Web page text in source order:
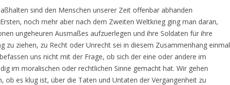
sind den Menschen unserer Zeit offenbar abhanden
noch mehr aber nach dem Zweiten Weltkrieg ging man daran,
ungeheuren Ausmaßes aufzuerlegen und ihre Soldaten für ihre
zu ziehen, zu Recht oder Unrecht sei in diesem Zusammenhang einmal
uns nicht mit der Frage, ob sich der eine oder andere im
im moralischen oder rechtlichen Sinne gemacht hat. Wir gehen
ob es klug ist, über die Taten und Untaten der Vergangenheit zu